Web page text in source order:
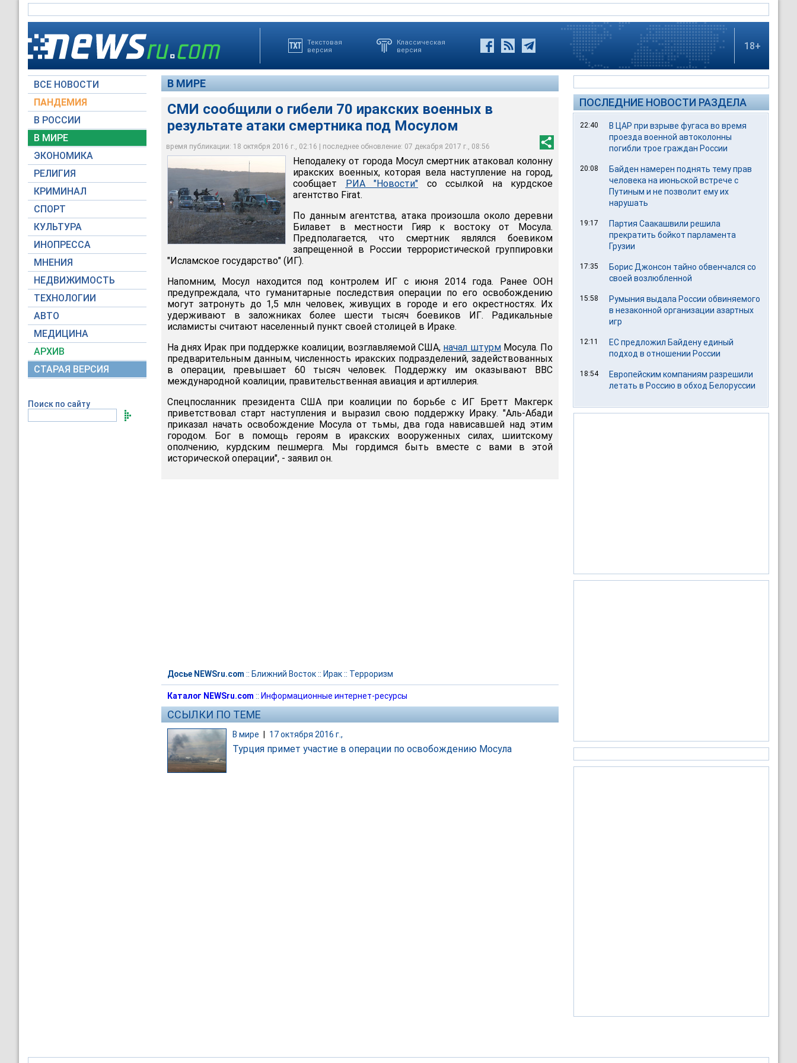
Текстовая
версия
Классическая
версия
18+
ВСЕ НОВОСТИ
ПАНДЕМИЯ
В РОССИИ
В МИРЕ
ЭКОНОМИКА
РЕЛИГИЯ
КРИМИНАЛ
СПОРТ
КУЛЬТУРА
ИНОПРЕССА
МНЕНИЯ
НЕДВИЖИМОСТЬ
ТЕХНОЛОГИИ
АВТО
МЕДИЦИНА
АРХИВ
СТАРАЯ ВЕРСИЯ
Поиск по сайту
В МИРЕ
СМИ сообщили о гибели 70 иракских военных в
результате атаки смертника под Мосулом
время публикации: 18 октября 2016 г., 02:16 | последнее обновление: 07 декабря 2017 г., 08:56
СМИ сообщили о гибели 70 иракских военных в результате атаки смертника под
Мосулом
Reuters
Неподалеку от города Мосул смертник атаковал колонну
иракских военных, которая вела наступление на город,
сообщает РИА "Новости" со ссылкой на курдское
агентство Firat.
По данным агентства, атака произошла около деревни
Билавет в местности Гияр к востоку от Мосула.
Предполагается, что смертник являлся боевиком
запрещенной в России террористической группировки
"Исламское государство" (ИГ).
Напомним, Мосул находится под контролем ИГ с июня 2014 года. Ранее ООН
предупреждала, что гуманитарные последствия операции по его освобождению
могут затронуть до 1,5 млн человек, живущих в городе и его окрестностях. Их
удерживают в заложниках более шести тысяч боевиков ИГ. Радикальные
исламисты считают населенный пункт своей столицей в Ираке.
На днях Ирак при поддержке коалиции, возглавляемой США, начал штурмМосула. По
предварительным данным, численность иракских подразделений, задействованных
в операции, превышает 60 тысяч человек. Поддержку им оказывают ВВС
международной коалиции, правительственная авиация и артиллерия.
Спецпосланник президента США при коалиции по борьбе с ИГ Бретт Макгерк
приветствовал старт наступления и выразил свою поддержку Ираку. "Аль-Абади
приказал начать освобождение Мосула от тьмы, два года нависавшей над этим
городом. Бог в помощь героям в иракских вооруженных силах, шиитскому
ополчению, курдским пешмерга. Мы гордимся быть вместе с вами в этой
исторической операции", - заявил он.
Досье NEWSru.com :: Ближний Восток:: Ирак:: Терроризм
Каталог NEWSru.com :: Информационные интернет-ресурсы
ССЫЛКИ ПО ТЕМЕ
В мире 17 октября 2016 г.,
Турция примет участие в операции по освобождению Мосула
ПОСЛЕДНИЕ НОВОСТИ РАЗДЕЛА
22:40
В ЦАР при взрыве фугаса во время
проезда военной автоколонны
погибли трое граждан России
20:08
Байден намерен поднять тему прав
человека на июньской встрече с
Путиным и не позволит ему их
нарушать
19:17
Партия Саакашвили решила
прекратить бойкот парламента
Грузии
17:35
Борис Джонсон тайно обвенчался со
своей возлюбленной
15:58
Румыния выдала России обвиняемого
в незаконной организации азартных
игр
12:11
ЕС предложил Байдену единый
подход в отношении России
18:54
Европейским компаниям разрешили
летать в Россию в обход Белоруссии